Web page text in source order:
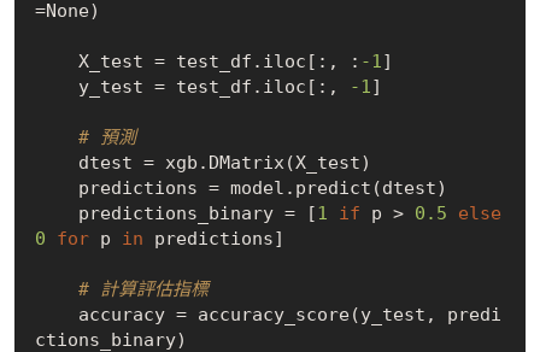
=None)
    X_test = test_df.iloc[:, :
-1]
    y_test = test_df.iloc[:,
-1]
# 預測
    predictions_binary = [
1 if p > 0.5
else
0
for p in predictions]
# 計算評估指標
ctions_binary)